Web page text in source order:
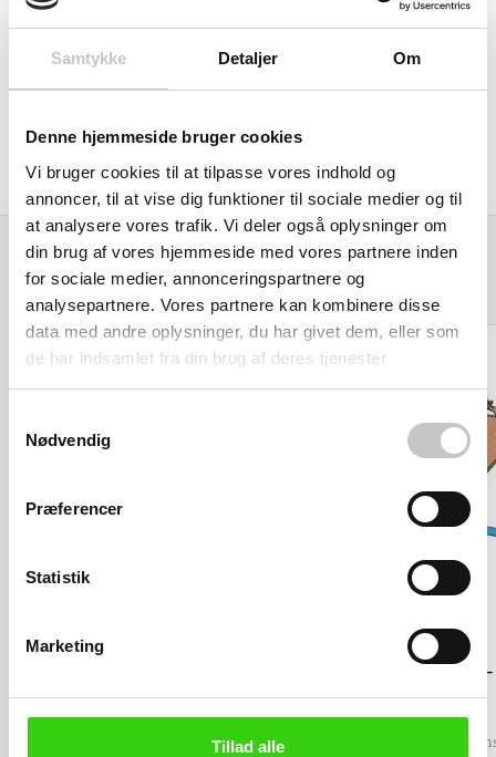
Samtykke Detaljer Om
Denne hjemmeside bruger cookies
Vi bruger cookies til at tilpasse vores indhold og
annoncer, til at vise dig funktioner til sociale medier og til
at analysere vores trafik. Vi deler også oplysninger om
din brug af vores hjemmeside med vores partnere inden
for sociale medier, annonceringspartnere og
analysepartnere. Vores partnere kan kombinere disse
data med andre oplysninger, du har givet dem, eller som
de har indsamlet fra din brug af deres tjenester.
Nødvendig
Præferencer
Statistik
Marketing
Tillad alle
Platform træbaserede paneler sider af bøge dekor.
Produceret i Tyskland af Fetra
Relaterede varer
Small for vogne bredde 500 mm
Skriveplade - A4
Salgspris
446,00 kr
inkl.